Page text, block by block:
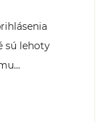
sú lehoty